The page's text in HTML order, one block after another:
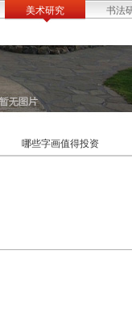
美术研究 书法
哪些字画值得投资